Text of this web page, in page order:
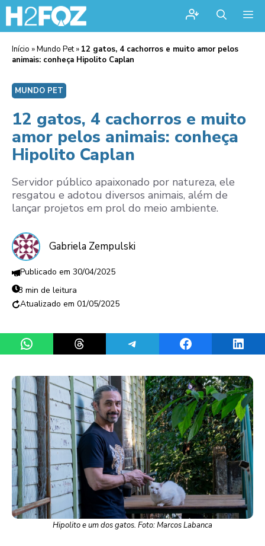
Início »Mundo Pet» 12 gatos, 4 cachorros e muito amor pelos
animais: conheça Hipolito Caplan
MUNDO PET
12 gatos, 4 cachorros e muito
amor pelos animais: conheça
Hipolito Caplan
Servidor público apaixonado por natureza, ele
resgatou e adotou diversos animais, além de
lançar projetos em prol do meio ambiente.
Gabriela Zempulski
30/04/2025
3 min de leitura
01/05/2025
Share on WhatsAppShare on ThreadsShare on TelegramShare on Facebook
Hipolito e um dos gatos. Foto: Marcos Labanca